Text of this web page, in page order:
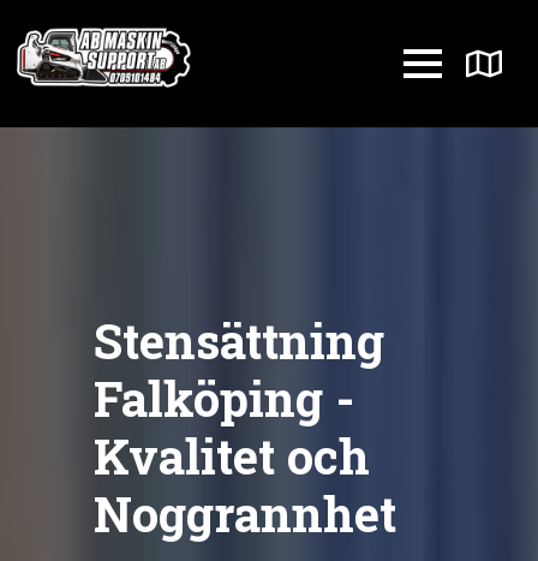
Stensättning
Falköping -
Kvalitet och
Noggrannhet